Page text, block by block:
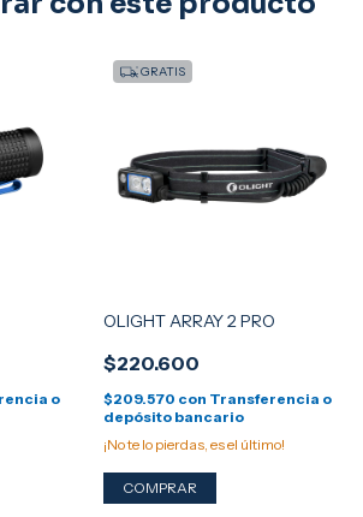
o
GRATIS
OLIGHT ARRAY 2 PRO
$220.600
$209.570 con Transferencia o
depósito bancario
¡No te lo pierdas, es el último!